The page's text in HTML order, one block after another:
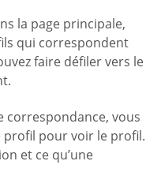
la page principale,
qui correspondent
faire défiler vers le
correspondance, vous
profil pour voir le profil.
et ce qu’une